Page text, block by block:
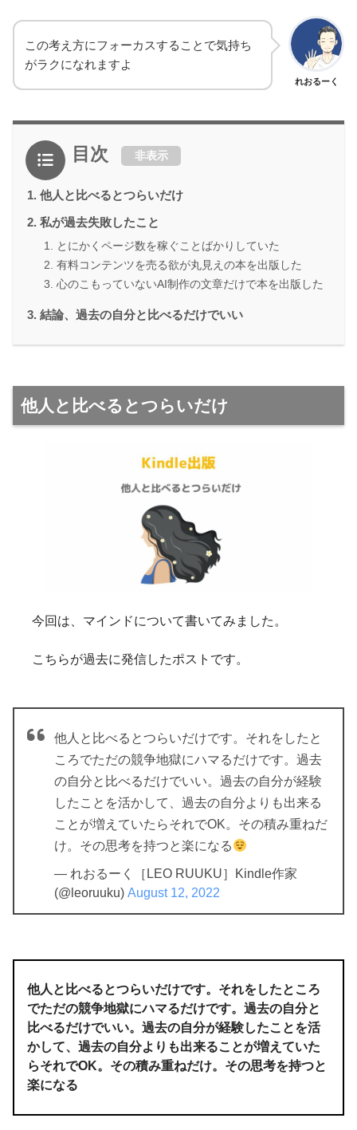
れおるーく
この考え方にフォーカスすることで気持ち
がラクになれますよ
目次 非表示
他人と比べるとつらいだけ
私が過去失敗したこと
とにかくページ数を稼ぐことばかりしていた
有料コンテンツを売る欲が丸見えの本を出版した
心のこもっていないAI制作の文章だけで本を出版した
結論、過去の自分と比べるだけでいい
他人と比べるとつらいだけ
今回は、マインドについて書いてみました。
こちらが過去に発信したポストです。
他人と比べるとつらいだけです。それをしたと
ころでただの競争地獄にハマるだけです。過去
の自分と比べるだけでいい。過去の自分が経験
したことを活かして、過去の自分よりも出来る
ことが増えていたらそれでOK。その積み重ねだ
け。その思考を持つと楽になる
— れおるーく［LEO RUUKU］Kindle作家
(@leoruuku) August 12, 2022
他人と比べるとつらいだけです。それをしたところ
でただの競争地獄にハマるだけです。過去の自分と
比べるだけでいい。過去の自分が経験したことを活
かして、過去の自分よりも出来ることが増えていた
らそれでOK。その積み重ねだけ。その思考を持つと
楽になる